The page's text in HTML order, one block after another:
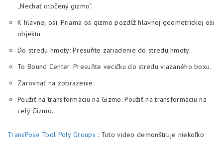
„Nechať otočený gizmo“.
K hlavnej osi: Priama os gizmo pozdĺž hlavnej geometrickej osi
objektu.
Do stredu hmoty: Presuňte zariadenie do stredu hmoty.
To Bound Center: Presuňte vecičku do stredu viazaného boxu.
Zarovnať na zobrazenie:
Použiť na transformáciu na Gizmo: Použiť na transformáciu na
celý Gizmo.
TransPose Tool Poly Groups : Toto video demonštruje niekoľko